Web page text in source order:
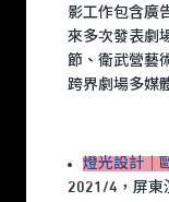
影工作包含廣
來多次發表劇
節、衛武營藝
跨界劇場多媒
燈光設計｜
2021/4，屏東